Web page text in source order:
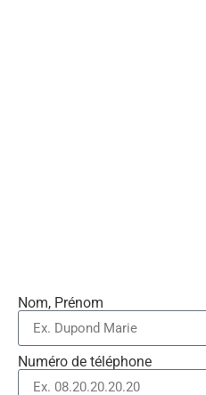
Nom, Prénom
Numéro de téléphone